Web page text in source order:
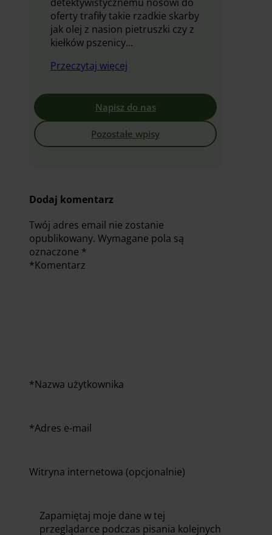
oferty trafiły takie rzadkie skarby
jak olej z nasion pietruszki czy z
kiełków pszenicy...
Przeczytaj więcej
Napisz do nas
Pozostałe wpisy
Dodaj komentarz
Twój adres email nie zostanie
opublikowany. Wymagane pola są
oznaczone *
*Komentarz
*Nazwa użytkownika
*Adres e-mail
Witryna internetowa (opcjonalnie)
Zapamiętaj moje dane w tej
przeglądarce podczas pisania kolejnych